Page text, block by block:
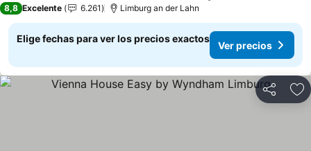
8,8 Excelente 6.261 Limburg an der Lahn
Elige fechas para ver los precios exactos
Ver precios
Compartir